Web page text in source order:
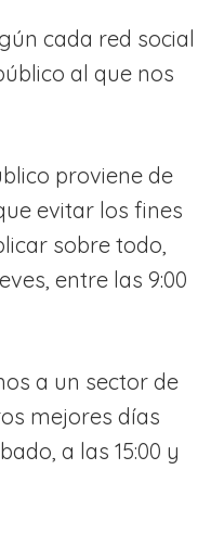
cada red social
al que nos
proviene de
evitar los fines
sobre todo,
entre las 9:00
a un sector de
mejores días
a las 15:00 y